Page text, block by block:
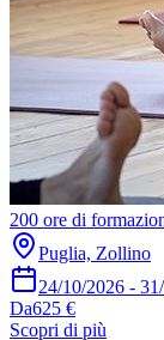
200 ore di
Puglia, Zollino
24/10/2026 -
Da625 €
Scopri di più